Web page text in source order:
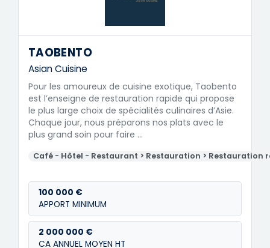
TAOBENTO
Asian Cuisine
Pour les amoureux de cuisine exotique, Taobento
est l’enseigne de restauration rapide qui propose
le plus large choix de spécialités culinaires d’Asie.
Chaque jour, nous préparons nos plats avec le
plus grand soin pour faire …
Café - Hôtel - Restaurant > Restauration > Restauration
100 000 €
APPORT MINIMUM
2 000 000 €
CA ANNUEL MOYEN HT